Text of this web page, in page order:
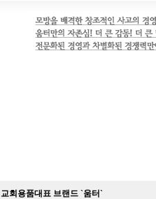
교회용품대표 브랜드 `움터`